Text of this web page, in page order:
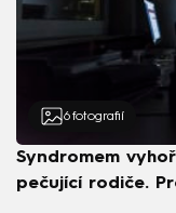
6 fotografií
Syndromem
pečující rodiče.